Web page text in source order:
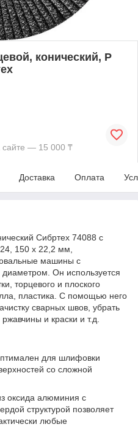
конический, Р
сайте — 15 000 ₸
Доставка Оплата
Сибртех 74088 с
150 х 22,2 мм,
машины с
Он используется
торцевого и плоского
пластика. С помощью него
сварных швов, убрать
и краски и т.д.
для шлифовки
со сложной
оксида алюминия с
структурой позволяет
любые